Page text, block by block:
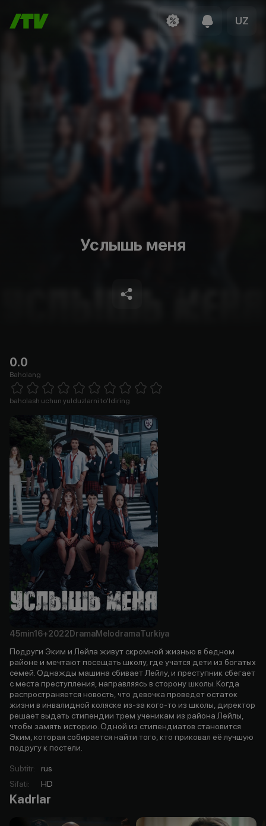
UZ
Услышь меня
0.0
Baholang
1 Star 2 Stars 3 Stars 4 Stars5 Stars 6 Stars7 Stars8 Stars
baholash uchun yulduzlarni to'ldiring
45min16+2022 DramaMelodramaTurkiya
Подруги Эким и Лейла живут скромной жизнью в бедном
районе и мечтают посещать школу, где учатся дети из богатых
семей. Однажды машина сбивает Лейлу, и преступник сбегает
с места преступления, направляясь в сторону школы. Когда
распространяется новость, что девочка проведет остаток
жизни в инвалидной коляске из-за кого-то из школы, директор
решает выдать стипендии трем ученикам из района Лейлы,
чтобы замять историю. Одной из стипендиатов становится
Эким, которая собирается найти того, кто приковал её лучшую
подругу к постели.
Subtitr:
rus
Sifati: HD
Kadrlar